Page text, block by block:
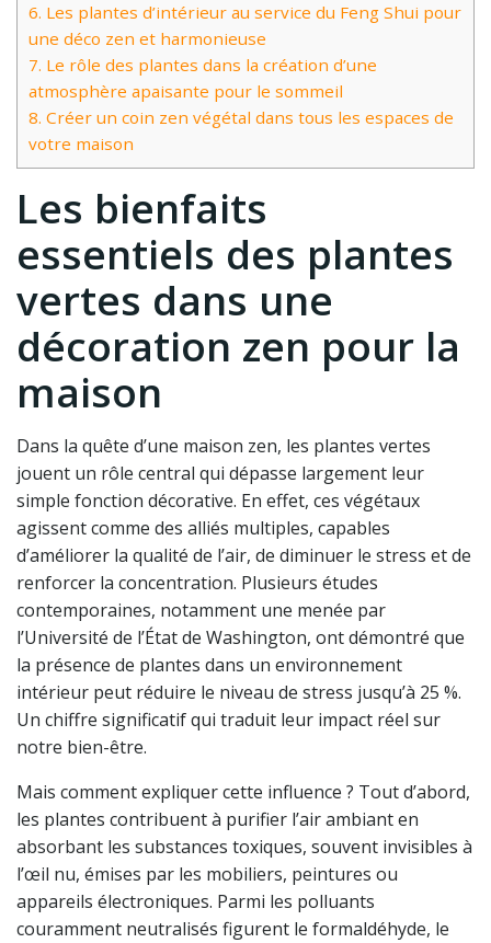
6. Les plantes d’intérieur au service du Feng Shui pour
une déco zen et harmonieuse
7. Le rôle des plantes dans la création d’une
atmosphère apaisante pour le sommeil
8. Créer un coin zen végétal dans tous les espaces de
votre maison
Les bienfaits
essentiels des plantes
vertes dans une
décoration zen pour la
maison
Dans la quête d’une maison zen, les plantes vertes
jouent un rôle central qui dépasse largement leur
simple fonction décorative. En effet, ces végétaux
agissent comme des alliés multiples, capables
d’améliorer la qualité de l’air, de diminuer le stress et de
renforcer la concentration. Plusieurs études
contemporaines, notamment une menée par
l’Université de l’État de Washington, ont démontré que
la présence de plantes dans un environnement
intérieur peut réduire le niveau de stress jusqu’à 25 %.
Un chiffre significatif qui traduit leur impact réel sur
notre bien-être.
Mais comment expliquer cette influence ? Tout d’abord,
les plantes contribuent à purifier l’air ambiant en
absorbant les substances toxiques, souvent invisibles à
l’œil nu, émises par les mobiliers, peintures ou
appareils électroniques. Parmi les polluants
couramment neutralisés figurent le formaldéhyde, le